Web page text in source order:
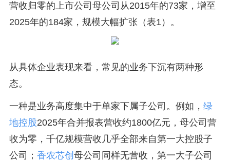
营收归零的上市公司母公司从2015年的73家，增至
2025年的184家，规模大幅扩张（表1）。
从具体企业表现来看，常见的业务下沉有两种形
态。
一种是业务高度集中于单家下属子公司。例如， 绿
地控股2025年合并报表营收约1800亿元，母公司营
收为零，千亿规模营收几乎全部来自第一大控股子
公司； 香农芯创 母公司同样无营收，第一大子公司